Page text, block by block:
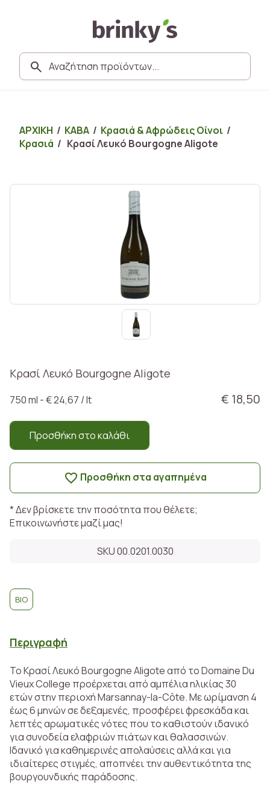
ΑΡΧΙΚΗ / ΚΑΒΑ / Κρασιά & Αφρώδεις Οίνοι /
Κρασιά / Κρασί Λευκό Bourgogne Aligote
Κρασί Λευκό Bourgogne Aligote
€ 18,50
750 ml - € 24,67 / lt
Προσθήκη στο καλάθι
Προσθήκη στα αγαπημένα
* Δεν βρίσκετε την ποσότητα που θέλετε;
Επικοινωνήστε μαζί μας!
SKU 00.0201.0030
BIO
Περιγραφή
Το Κρασί Λευκό Bourgogne Aligote από το Domaine Du
Vieux College προέρχεται από αμπέλια ηλικίας 30
ετών στην περιοχή Marsannay-la-Côte. Με ωρίμανση 4
έως 6 μηνών σε δεξαμενές, προσφέρει φρεσκάδα και
λεπτές αρωματικές νότες που το καθιστούν ιδανικό
για συνοδεία ελαφριών πιάτων και θαλασσινών.
Ιδανικό για καθημερινές απολαύσεις αλλά και για
ιδιαίτερες στιγμές, αποπνέει την αυθεντικότητα της
βουργουνδικής παράδοσης.